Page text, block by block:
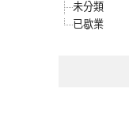
未分類
已歇業